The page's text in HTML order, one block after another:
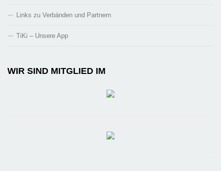
Links zu Verbänden und Partnern
TiKi – Unsere App
WIR SIND MITGLIED IM